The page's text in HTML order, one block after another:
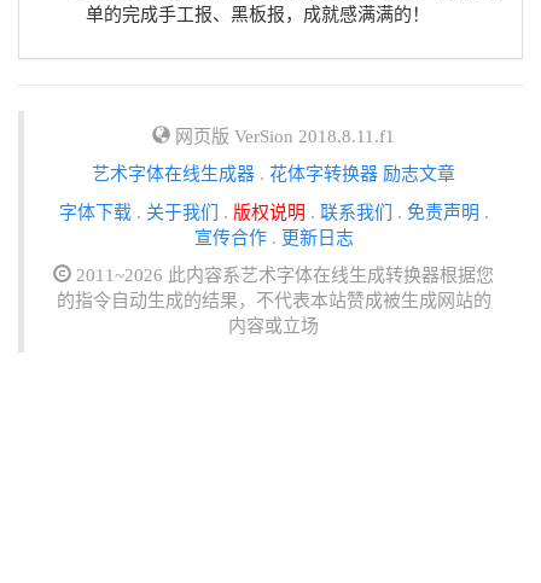
单的完成手工报、黑板报，成就感满满的！
网页版 VerSion 2018.8.11.f1
艺术字体在线生成器 . 花体字转换器 励志文章
字体下载. 关于我们 . 版权说明 . 联系我们 . 免责声明 .
宣传合作. 更新日志
2011~2026 此内容系艺术字体在线生成转换器根据您
的指令自动生成的结果，不代表本站赞成被生成网站的
内容或立场